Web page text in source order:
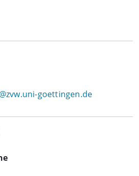
goettingen.de